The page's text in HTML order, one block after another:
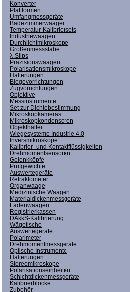
Konverter
Plattformen
Umfangmessgeräte
Badezimmerwaagen
Temperatur-Kalibriersets
Industriewaagen
Durchlichtmikroskope
Größenmessstäbe
λ-Slips
Präzisionswaagen
Polarisationsmikroskope
Halterungen
Biegevorrichtungen
Zugvorrichtungen
Objektive
Messinstrumente
Set zur Dichtebestimmung
Mikroskopkameras
Mikroskopkondensoren
Objekthalter
Wiegesysteme Industrie 4.0
Inversmikroskope
Kalibrier- und Kontaktflüssigkeiten
Drehmomentsensoren
Gelenkköpfe
Prüfgewichte
Auswertegeräte
Refraktometer
Organwaage
Medizinische Waagen
Materialdickenmessgeräte
Ladenwaagen
Registrierkassen
DAkkS-Kalibrierung
Wägetische
Auswertegeräte
Polarimeter
Drehmomentmessgeräte
Optische Instrumente
Halterungen
Stereomikroskope
Polarisationseinheiten
Schichtdickenmessgeräte
Kalibrierblöcke
Zubehör